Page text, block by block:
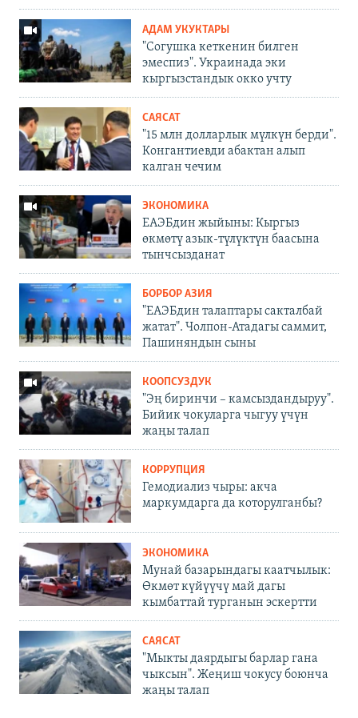
АДАМ УКУКТАРЫ
"Согушка кеткенин билген
эмеспиз". Украинада эки
кыргызстандык окко учту
САЯСАТ
"15 млн долларлык мүлкүн берди".
Конгантиевди абактан алып
калган чечим
ЭКОНОМИКА
ЕАЭБдин жыйыны: Кыргыз
өкмөтү азык-түлүктүн баасына
тынчсызданат
БОРБОР АЗИЯ
"ЕАЭБдин талаптары сакталбай
жатат". Чолпон-Атадагы саммит,
Пашиняндын сыны
КООПСУЗДУК
"Эң биринчи – камсыздандыруу".
Бийик чокуларга чыгуу үчүн
жаңы талап
КОРРУПЦИЯ
Гемодиализ чыры: акча
маркумдарга да которулганбы?
ЭКОНОМИКА
Мунай базарындагы каатчылык:
Өкмөт күйүүчү май дагы
кымбаттай турганын эскертти
САЯСАТ
"Мыкты даярдыгы барлар гана
чыксын". Жеңиш чокусу боюнча
жаңы талап